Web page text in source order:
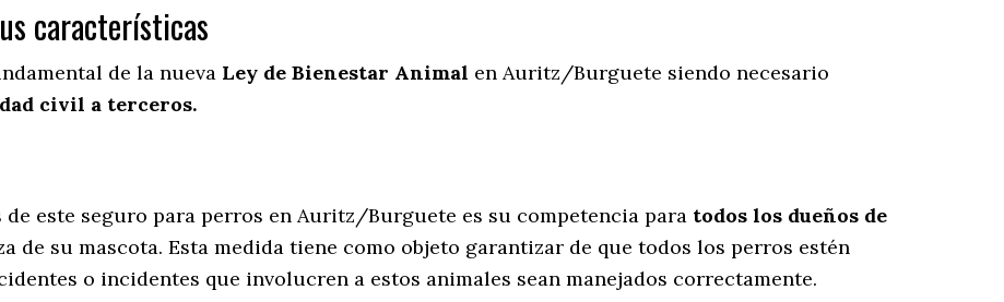
características
de la nueva Ley de Bienestar Animal en Auritz/Burguete siendo necesario
civil a terceros.
este seguro para perros en Auritz/Burguete es su competencia para todos los dueños de
de su mascota. Esta medida tiene como objeto garantizar de que todos los perros estén
o incidentes que involucren a estos animales sean manejados correctamente.